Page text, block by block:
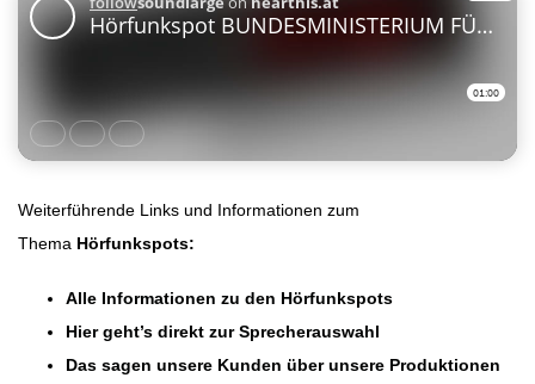
Weiterführende Links und Informationen zum
Thema Hörfunkspots:
Alle Informationen zu den Hörfunkspots
Hier geht’s direkt zur Sprecherauswahl
Das sagen unsere Kunden über unsere Produktionen